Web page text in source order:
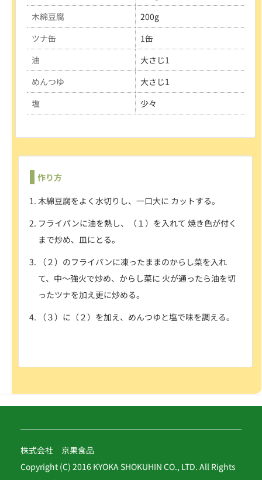
木綿豆腐
200g
ツナ缶
1缶
油
大さじ1
めんつゆ
大さじ1
塩
少々
作り方
木綿豆腐をよく水切りし、一口大に カットする。
フライパンに油を熱し、（１）を入れて 焼き色が付く
まで炒め、皿にとる。
（２）のフライパンに凍ったままのからし菜を入れ
て、中～強火で炒め、からし菜に 火が通ったら油を切
ったツナを加え更に炒める。
（３）に（２）を加え、めんつゆと塩で味を調える。
株式会社 京果食品
Copyright (C) 2016 KYOKA SHOKUHIN CO., LTD. All Rights